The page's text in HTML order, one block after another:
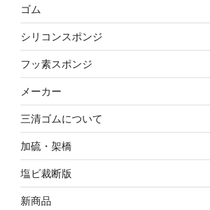
ゴム
シリコンスポンジ
フッ素スポンジ
メーカー
三清ゴムについて
加硫・架橋
塩ビ裁断版
新商品